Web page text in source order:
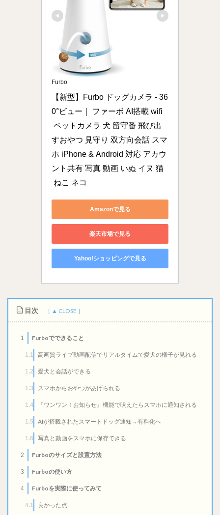
Furbo
【新型】Furbo ドッグカメラ - 36
0°ビュー｜ ファーボ AI搭載 wifi
ペットカメラ 犬 留守番 飛び出
すおやつ 見守り 双方向会話 スマ
ホ iPhone & Android 対応 アカウ
ント共有 写真 動画 いぬ イヌ 猫
ねこ ネコ
Amazonで見る
楽天市場で見る
Yahoo!ショッピングで見る
目次
1 Furboでできること
1.1 高画質ライブ動画配信でリアルタイムで愛犬の様子が見れる
1.2 愛犬と会話ができる
1.3 スマホからおやつがあげられる
1.4 『ワンワン！お知らせ』機能で吠えたらスマホに通知される
1.5 AIが搭載されたスマートドッグ通知→有料化へ
1.6 写真と動画をスマホに保存できる
2 Furboのサイズと設置方法
3 Furboの使い方
4 Furboを実際に使ってみて
4.1 良かった点